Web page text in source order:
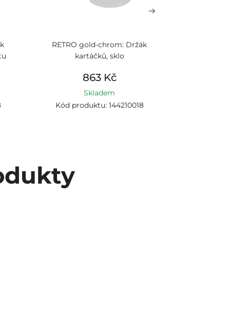
RETRO gold-chrom: Držák
kartáčků, sklo
863 Kč
Skladem
Kód produktu: 144210018